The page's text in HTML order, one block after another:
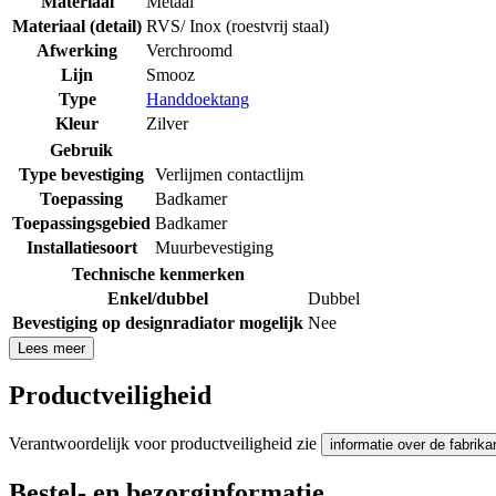
Materiaal (detail) RVS/ Inox (roestvrij staal)
Afwerking
Verchroomd
Lijn
Smooz
Type
Handdoektang
Kleur
Zilver
Gebruik
Type bevestiging Verlijmen contactlijm
Toepassing
Badkamer
Toepassingsgebied Badkamer
Installatiesoort
Muurbevestiging
Technische kenmerken
Enkel/dubbel
Dubbel
Bevestiging op designradiator mogelijk Nee
Lees meer
Productveiligheid
Verantwoordelijk voor productveiligheid zie informatie over de